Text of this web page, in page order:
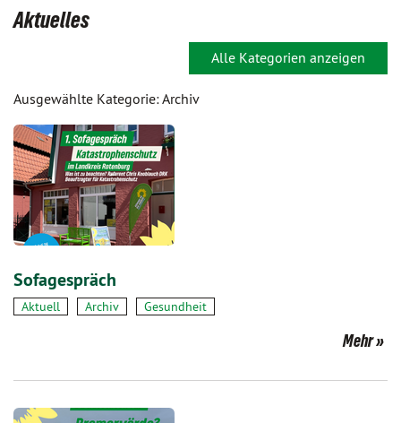
Aktuelles
Alle Kategorien anzeigen
Ausgewählte Kategorie: Archiv
Sofagespräch
Aktuell Archiv Gesundheit
Mehr